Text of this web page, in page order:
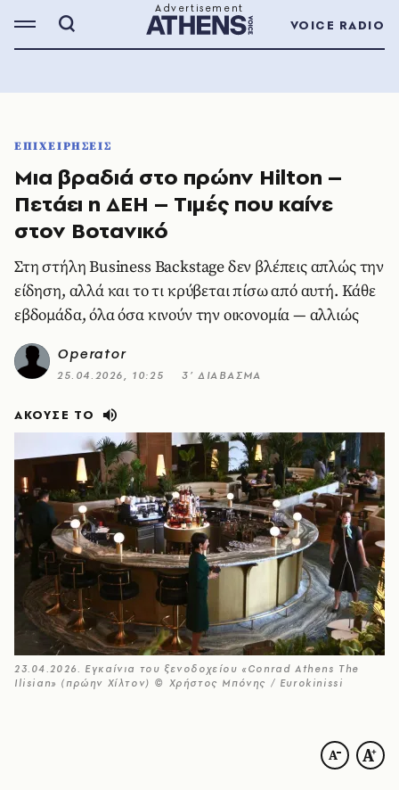
VOICE RADIO
ΕΠΙΧΕΙΡΗΣΕΙΣ
Μια βραδιά στο πρώην Hilton –
Πετάει η ΔΕΗ – Tιμές που καίνε
στον Βοτανικό
Στη στήλη Business Backstage δεν βλέπεις απλώς την
είδηση, αλλά και το τι κρύβεται πίσω από αυτή. Κάθε
εβδομάδα, όλα όσα κινούν την οικονομία — αλλιώς
Operator
25.04.2026, 10:25 3’ ΔΙΑΒΑΣΜΑ
ΑΚΟΥΣΕ ΤΟ
23.04.2026. Εγκαίνια του ξενοδοχείου «Conrad Athens The
Ilisian» (πρώην Χίλτον) © Χρήστος Μπόνης / Eurokinissi